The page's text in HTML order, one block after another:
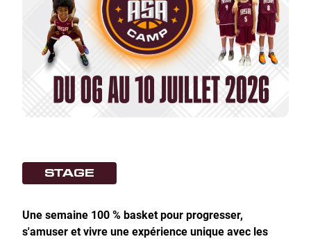
STAGE
Une semaine 100 % basket pour progresser,
s'amuser et vivre une expérience unique avec les